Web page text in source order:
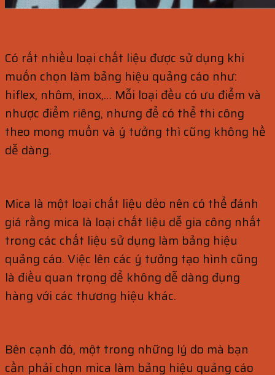
Có rất nhiều loại chất liệu được sử dụng khi
muốn chọn làm bảng hiệu quảng cáo như:
hiflex, nhôm, inox,… Mỗi loại đều có ưu điểm và
nhược điểm riêng, nhưng để có thể thi công
theo mong muốn và ý tưởng thì cũng không hề
dễ dàng.
Mica là một loại chất liệu dẻo nên có thể đánh
giá rằng mica là loại chất liệu dễ gia công nhất
trong các chất liệu sử dụng làm bảng hiệu
quảng cáo. Việc lên các ý tưởng tạo hình cũng
là điều quan trọng để không dễ dàng đụng
hàng với các thương hiệu khác.
Bên cạnh đó, một trong những lý do mà bạn
cần phải chọn mica làm bảng hiệu quảng cáo